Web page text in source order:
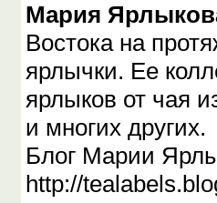
Мария
Востока на
ярлычки. Ее
ярлыков от чая
и многих других.
Блог Марии
http://